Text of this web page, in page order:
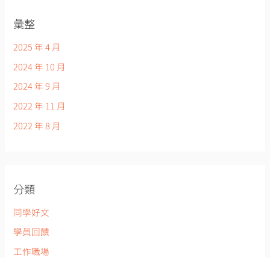
彙整
2025 年 4 月
2024 年 10 月
2024 年 9 月
2022 年 11 月
2022 年 8 月
分類
同學好文
學員回饋
工作職場